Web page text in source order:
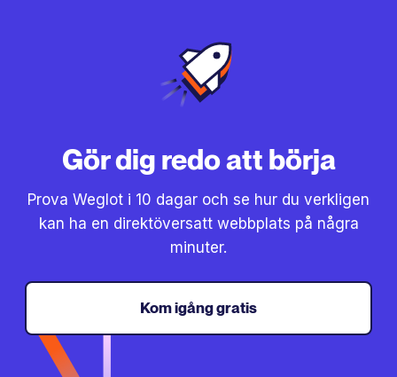
Gör dig redo att börja
Prova Weglot i 10 dagar och se hur du verkligen
kan ha en direktöversatt webbplats på några
minuter.
Kom igång gratis